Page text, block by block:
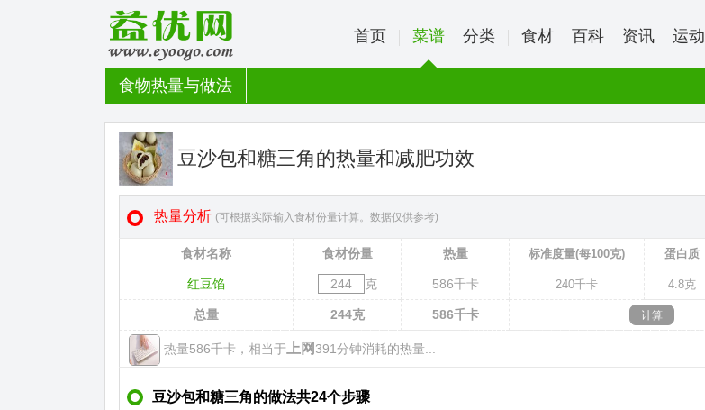
首页 菜谱 分类 食材 百科 资讯 运动
食物热量与做法
豆沙包和糖三角的热量和减肥功效
热量分析 (可根据实际输入食材份量计算。数据仅供参考)
食材名称 食材份量 热量 标准度量(每100克) 蛋白质
红豆馅 克 586千卡 240千卡 4.8克
总量 244克 586千卡
热量586千卡，相当于 上网391分钟消耗的热量...
豆沙包和糖三角的做法共24个步骤